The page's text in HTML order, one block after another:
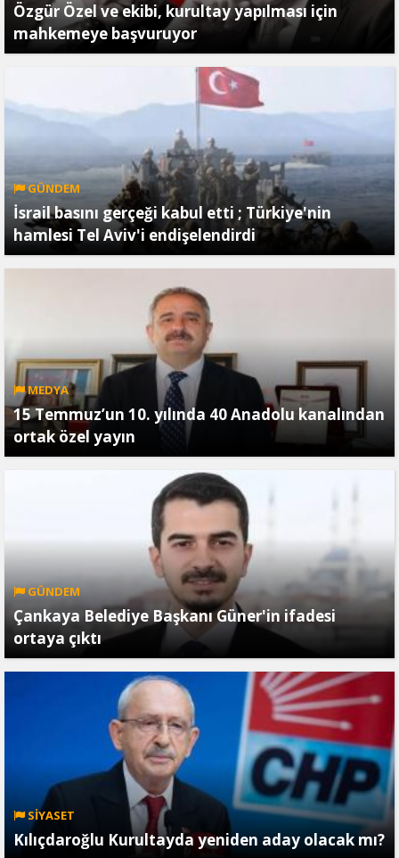
Özgür Özel ve ekibi, kurultay yapılması için
mahkemeye başvuruyor
GÜNDEM
İsrail basını gerçeği kabul etti ; Türkiye'nin
hamlesi Tel Aviv'i endişelendirdi
MEDYA
15 Temmuz’un 10. yılında 40 Anadolu kanalından
ortak özel yayın
GÜNDEM
Çankaya Belediye Başkanı Güner'in ifadesi
ortaya çıktı
SİYASET
Kılıçdaroğlu Kurultayda yeniden aday olacak mı?